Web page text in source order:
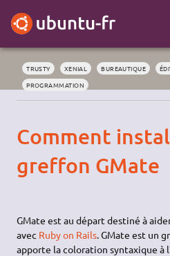
TRUSTY XENIAL BUREAUTIQUE
PROGRAMMATION
Comment
greffon GMate
GMate est au départ destiné à
avec Ruby on Rails. GMate est un
apporte la coloration syntaxique à